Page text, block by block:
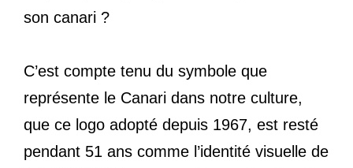
son canari ?
C’est compte tenu du symbole que
représente le Canari dans notre culture,
que ce logo adopté depuis 1967, est resté
pendant 51 ans comme l’identité visuelle de